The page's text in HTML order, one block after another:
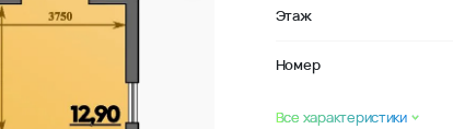
Этаж
Номер
Все характеристики